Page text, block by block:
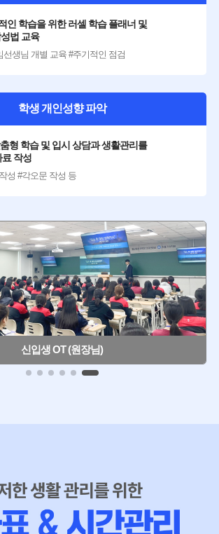
인 학습을 위한 러셀 학습 플래너 및
법 교육
선생님 개별 교육 #주기적인 점검
학생 개인성향 파악
형 학습 및 입시 상담과 생활관리를
료 작성
성 #각오문 작성 등
신입생 OT (원장님)